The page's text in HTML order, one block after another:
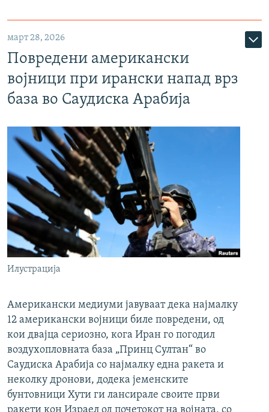
март 28, 2026
Повредени американски
војници при ирански напад врз
база во Саудиска Арабија
Илустрација
Американски медиуми јавуваат дека најмалку
12 американски војници биле повредени, од
кои двајца сериозно, кога Иран го погодил
воздухопловната база „Принц Султан“ во
Саудиска Арабија со најмалку една ракета и
неколку дронови, додека јеменските
бунтовници Хути ги лансирале своите први